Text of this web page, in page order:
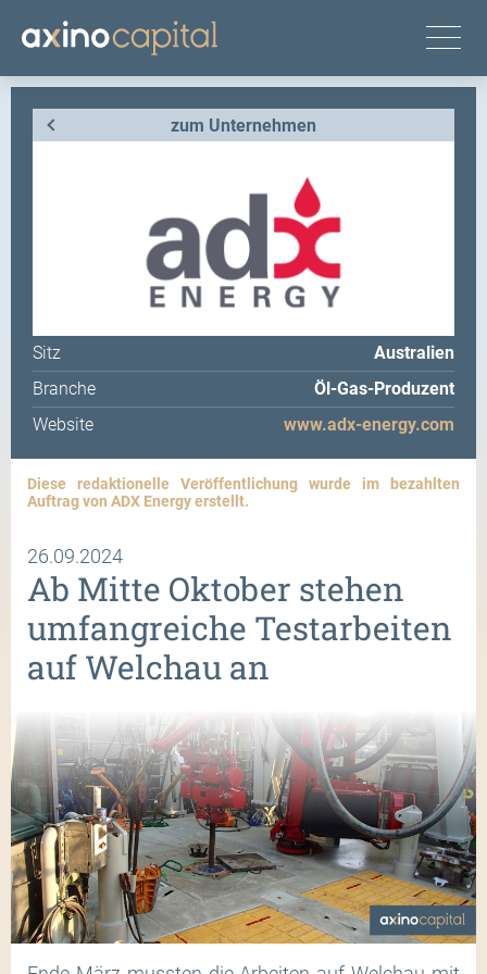
zum Unternehmen
Sitz
Australien
Branche
Öl-Gas-Produzent
Website
www.adx-energy.com
Diese redaktionelle Veröffentlichung wurde im bezahlten
Auftrag von ADX Energy erstellt.
26.09.2024
Ab Mitte Oktober stehen
umfangreiche Testarbeiten
auf Welchau an